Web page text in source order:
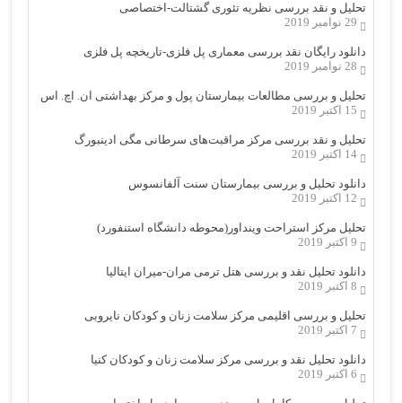
تحلیل و نقد بررسی نظریه تئوری گشتالت-اختصاصی
29 نوامبر 2019
دانلود رایگان نقد بررسی معماری پل فلزی-تاریخچه پل فلزی
28 نوامبر 2019
تحلیل و بررسی مطالعات بیمارستان پول و مرکز بهداشتی ان. اچ. اس
15 اکتبر 2019
تحلیل و نقد بررسی مرکز مراقبت‌های سرطانی مگی ادینبورگ
14 اکتبر 2019
دانلود تحلیل و بررسی بیمارستان سنت آلفانسوس
12 اکتبر 2019
تحلیل مرکز استراحت وینداور(محوطه دانشگاه استنفورد)
9 اکتبر 2019
دانلود تحلیل نقد و بررسی هتل ترمی مران-میران ایتالیا
8 اکتبر 2019
تحلیل و بررسی اقلیمی مرکز سلامت زنان و کودکان نایروبی
7 اکتبر 2019
دانلود تحلیل نقد و بررسی مرکز سلامت زنان و کودکان کنیا
6 اکتبر 2019